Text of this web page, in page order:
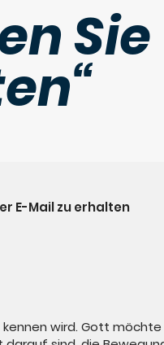
Sie
E-Mail zu erhalten
wird. Gott